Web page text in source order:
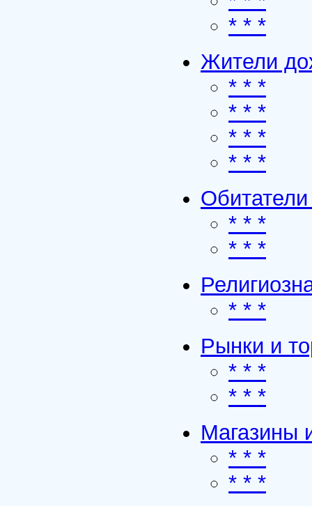
* * *
Жители
* * *
* * *
* * *
* * *
* * *
* * *
* * *
Рынки и
* * *
* * *
Магазины
* * *
* * *